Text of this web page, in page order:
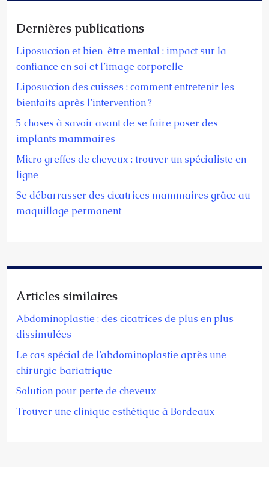
Dernières publications
Liposuccion et bien-être mental : impact sur la
confiance en soi et l’image corporelle
Liposuccion des cuisses : comment entretenir les
bienfaits après l’intervention ?
5 choses à savoir avant de se faire poser des
implants mammaires
Micro greffes de cheveux : trouver un spécialiste en
ligne
Se débarrasser des cicatrices mammaires grâce au
maquillage permanent
Articles similaires
Abdominoplastie : des cicatrices de plus en plus
dissimulées
Le cas spécial de l’abdominoplastie après une
chirurgie bariatrique
Solution pour perte de cheveux
Trouver une clinique esthétique à Bordeaux